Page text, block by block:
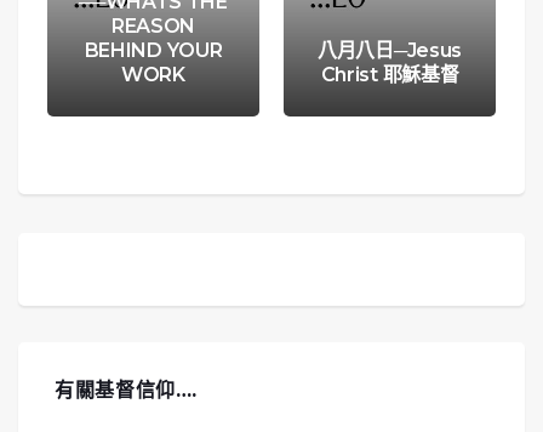
REASON
BEHIND YOUR
WORK
八月八日─Jesus
Christ 耶穌基督
有關基督信仰….